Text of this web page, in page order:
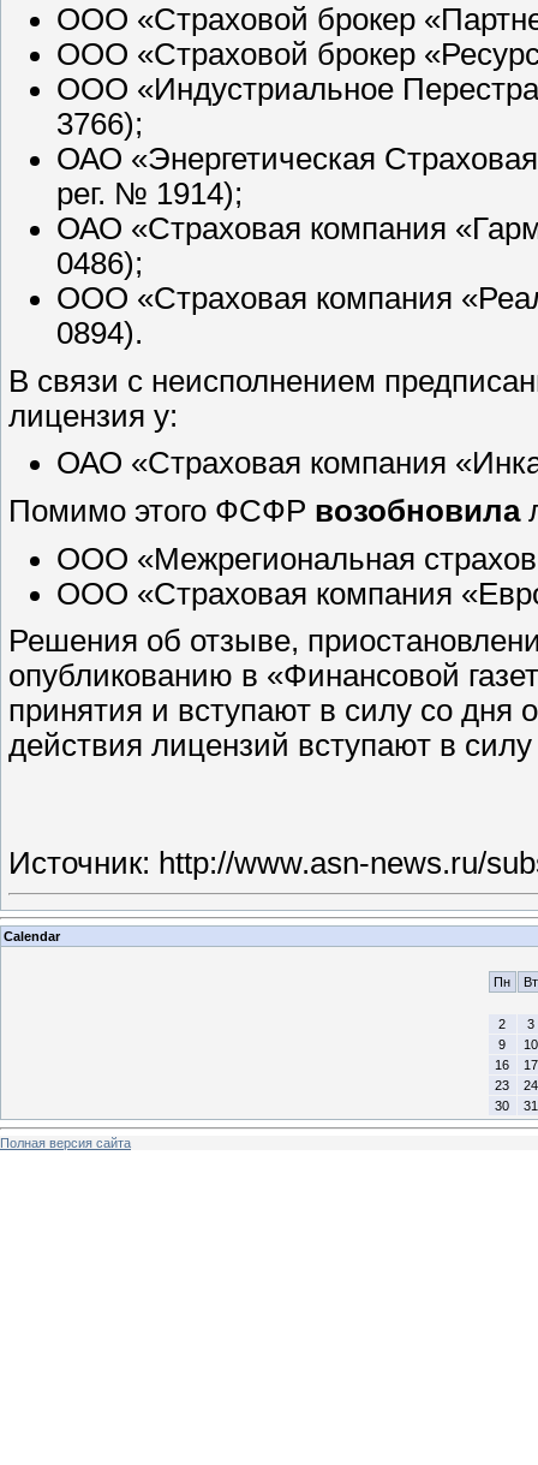
ООО «Страховой брокер
ООО «Страховой брокер
ООО «Индустриальное
3766);
ОАО «Энергетическая
рег. № 1914);
ОАО «Страховая компания
0486);
ООО «Страховая компания
0894).
В связи с неисполнением
лицензия у:
ОАО «Страховая компания
Помимо этого ФСФР возобновила
ООО «Межрегиональная
ООО «Страховая компания
Решения об отзыве,
опубликованию в «Финансовой
принятия и вступают в силу со дня
действия лицензий вступают в
Источник: http://www.asn-news.ru/
Calendar
Пн Вт
2
3
9
10
16
17
23
24
30
31
Полная версия сайта